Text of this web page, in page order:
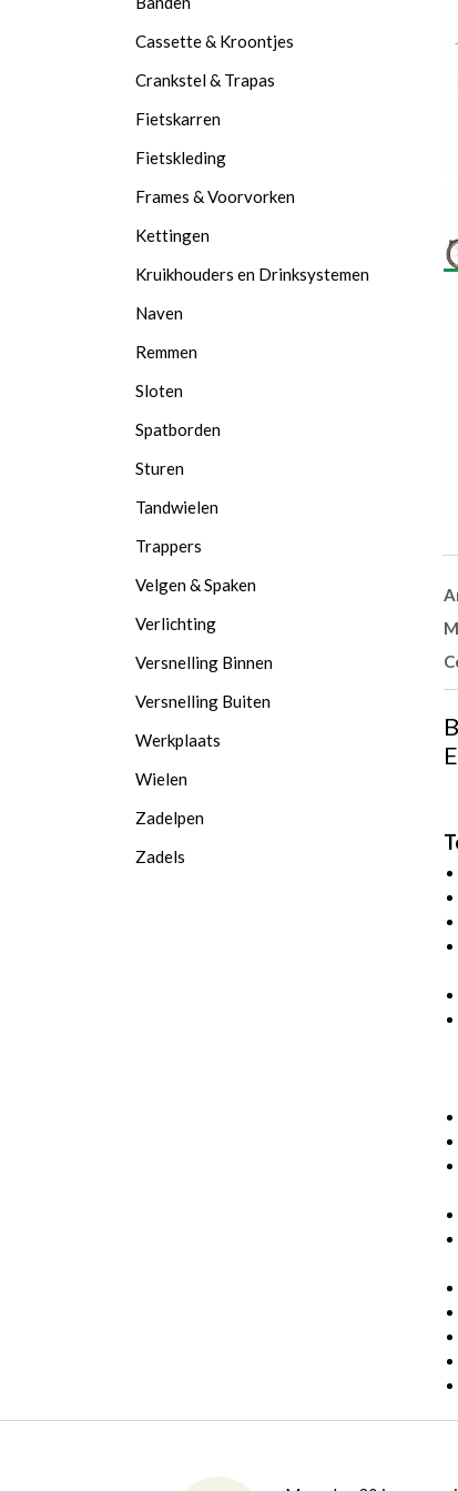
Cassette & Kroontjes
Crankstel & Trapas
Fietskarren
Fietskleding
Frames & Voorvorken
Kettingen
Kruikhouders en Drinksystemen
Naven
Remmen
Sloten
Spatborden
Sturen
Tandwielen
Trappers
Velgen & Spaken
Verlichting
Versnelling Binnen
Versnelling Buiten
Werkplaats
Wielen
Zadelpen
Zadels